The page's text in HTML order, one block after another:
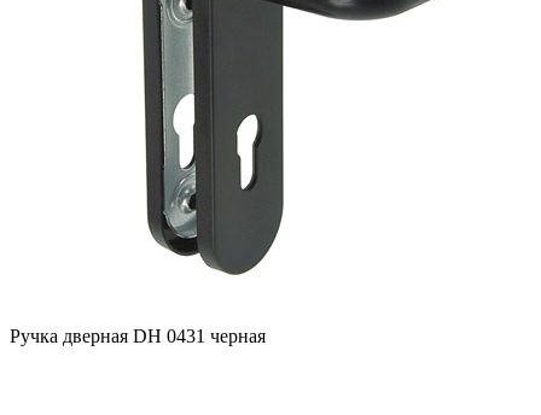
Ручка дверная DH 0431 черная